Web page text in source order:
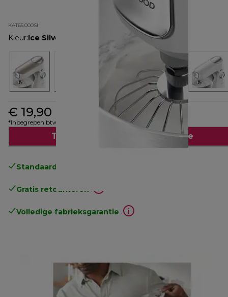
KAT65.000SI
Kleur:Ice Silver
€ 19,90
*Inbegrepen btw
Toevoegen aan winkelwagentje
Standaard gratis verzending
Gratis retourneren .
Volledige fabrieksgarantie .